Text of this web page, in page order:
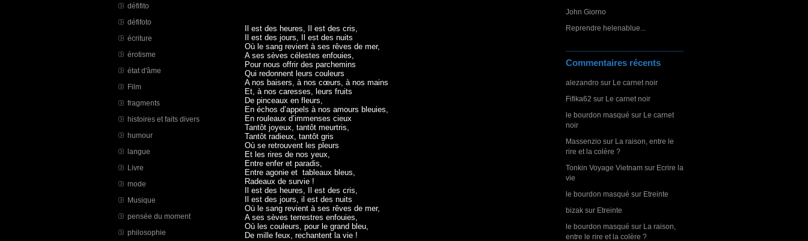
défifito
défifoto
écriture
érotisme
état d'âme
Film
fragments
histoires et faits divers
humour
langue
Livre
mode
Musique
pensée du moment
philosophie
John Giorno
Reprendre helenablue...
Commentaires récents
alezandro sur Le carnet noir
Fifika62 sur Le carnet noir
le bourdon masqué sur Le carnet
noir
Massenzio sur La raison, entre le
rire et la colère ?
Tonkin Voyage Vietnam sur Ecrire la
vie
le bourdon masqué sur Etreinte
bizak sur Etreinte
le bourdon masqué sur La raison,
entre le rire et la colère ?
Il est des heures, Il est des cris,
Il est des jours, Il est des nuits
Où le sang revient à ses rêves de mer,
A ses sèves célestes enfouies,
Pour nous offrir des parchemins
Qui redonnent leurs couleurs
A nos baisers, à nos cœurs, à nos mains
Et, à nos caresses, leurs fruits
De pinceaux en fleurs,
En échos d’appels à nos amours bleuies,
En rouleaux d’immenses cieux
Tantôt joyeux, tantôt meurtris,
Tantôt radieux, tantôt gris
Où se retrouvent les pleurs
Et les rires de nos yeux,
Entre enfer et paradis,
Entre agonie et tableaux bleus,
Radeaux de survie !
Il est des heures, Il est des cris,
Il est des jours, il est des nuits
Où le sang revient à ses rêves de mer,
A ses sèves terrestres enfouies,
Où les couleurs, pour le grand bleu,
De mille feux, rechantent la vie !